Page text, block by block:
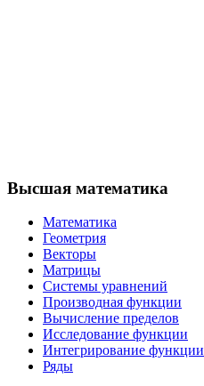
Высшая математика
Математика
Геометрия
Векторы
Матрицы
Системы уравнений
Производная функции
Вычисление пределов
Исследование функции
Интегрирование функции
Ряды